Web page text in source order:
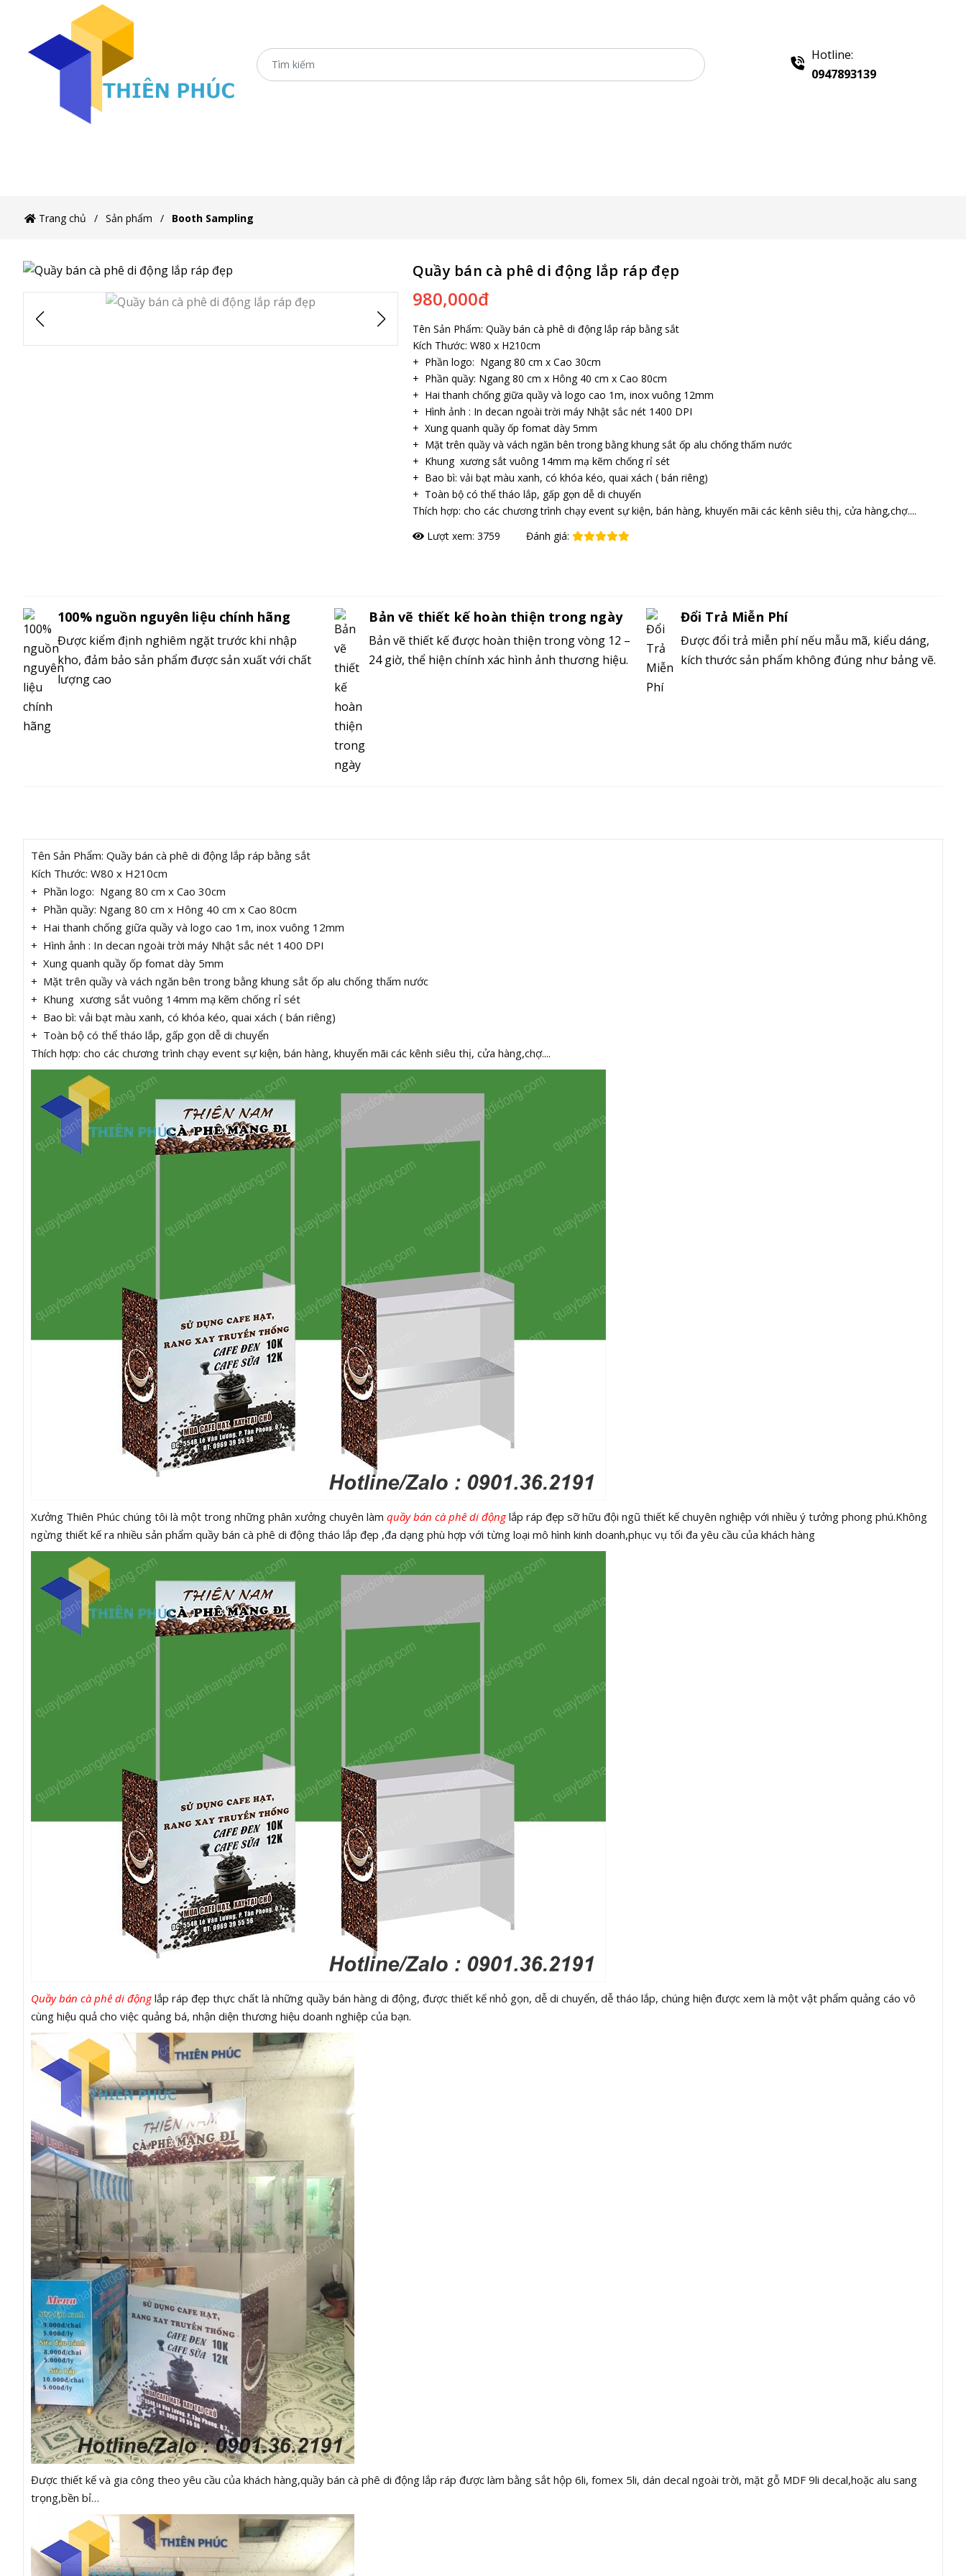
Hotline:
0947893139
Trang chủ Sản phẩm Booth Sampling
Quầy bán cà phê di động lắp ráp đẹp
980,000đ
Tên Sản Phẩm: Quầy bán cà phê di động lắp ráp bằng sắt
Kích Thước: W80 x H210cm
+ Phần logo: Ngang 80 cm x Cao 30cm
+ Phần quầy: Ngang 80 cm x Hông 40 cm x Cao 80cm
+ Hai thanh chống giữa quầy và logo cao 1m, inox vuông 12mm
+ Hình ảnh : In decan ngoài trời máy Nhật sắc nét 1400 DPI
+ Xung quanh quầy ốp fomat dày 5mm
+ Mặt trên quầy và vách ngăn bên trong bằng khung sắt ốp alu chống thấm nước
+ Khung xương sắt vuông 14mm mạ kẽm chống rỉ sét
+ Bao bì: vải bạt màu xanh, có khóa kéo, quai xách ( bán riêng)
+ Toàn bộ có thể tháo lắp, gấp gọn dễ di chuyển
Thích hợp: cho các chương trình chạy event sự kiện, bán hàng, khuyến mãi các kênh siêu thị, cửa hàng,chợ....
Lượt xem: 3759
Đánh giá:
100% nguồn nguyên liệu chính hãng
Được kiểm định nghiêm ngặt trước khi nhập
kho, đảm bảo sản phẩm được sản xuất với chất
lượng cao
Bản vẽ thiết kế hoàn thiện trong ngày
Bản vẽ thiết kế được hoàn thiện trong vòng 12 –
24 giờ, thể hiện chính xác hình ảnh thương hiệu.
Đổi Trả Miễn Phí
Được đổi trả miễn phí nếu mẫu mã, kiểu dáng,
kích thước sản phẩm không đúng như bảng vẽ.
Tên Sản Phẩm: Quầy bán cà phê di động lắp ráp bằng sắt
Kích Thước: W80 x H210cm
+ Phần logo: Ngang 80 cm x Cao 30cm
+ Phần quầy: Ngang 80 cm x Hông 40 cm x Cao 80cm
+ Hai thanh chống giữa quầy và logo cao 1m, inox vuông 12mm
+ Hình ảnh : In decan ngoài trời máy Nhật sắc nét 1400 DPI
+ Xung quanh quầy ốp fomat dày 5mm
+ Mặt trên quầy và vách ngăn bên trong bằng khung sắt ốp alu chống thấm nước
+ Khung xương sắt vuông 14mm mạ kẽm chống rỉ sét
+ Bao bì: vải bạt màu xanh, có khóa kéo, quai xách ( bán riêng)
+ Toàn bộ có thể tháo lắp, gấp gọn dễ di chuyển
Thích hợp: cho các chương trình chạy event sự kiện, bán hàng, khuyến mãi các kênh siêu thị, cửa hàng,chợ....
Xưởng Thiên Phúc chúng tôi là một trong những phân xưởng chuyên làm quầy bán cà phê di độnglắp ráp đẹp sỡ hữu đội ngũ thiết kế chuyên nghiệp với nhiều ý tưởng phong phú.Không
ngừng thiết kế ra nhiều sản phẩm quầy bán cà phê di động tháo lắp đẹp ,đa dạng phù hợp với từng loại mô hình kinh doanh,phục vụ tối đa yêu cầu của khách hàng
Quầy bán cà phê di độnglắp ráp đẹp thực chất là những quầy bán hàng di động, được thiết kế nhỏ gọn, dễ di chuyển, dễ tháo lắp, chúng hiện được xem là một vật phẩm quảng cáo vô
cùng hiệu quả cho việc quảng bá, nhận diện thương hiệu doanh nghiệp của bạn.
Được thiết kế và gia công theo yêu cầu của khách hàng,quầy bán cà phê di động lắp ráp được làm bằng sắt hộp 6li, fomex 5li, dán decal ngoài trời, mặt gỗ MDF 9li decal,hoặc alu sang
trọng,bền bỉ…